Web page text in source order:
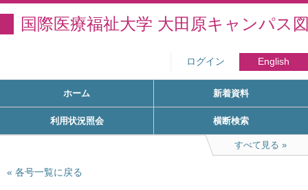
国際医療福祉大学 大田原キャンパス
ログイン English
ホーム 新着資料
利用状況照会 横断検索
すべて見る
各号一覧に戻る